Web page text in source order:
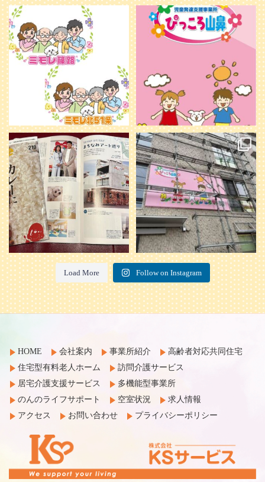
利用者様やご家族の皆さまに、親し
みや温かさが伝わるようなデザイン
を目指し、ミモレのイラストを新し
く作...
20 0
＼ 2026年6月1日 OPEN ／
...
25 0
本日発売のオトンvol.210号に掲載さ
れました！...
28 1
『ぴっころ山鼻』オープンに向けて
準備が着々と進んでいます。
皆さんお楽しみに〜
...
26 0
Load More Follow on Instagram
HOME 会社案内 事業所紹介
高齢者対応共同住宅
住宅型有料老人ホーム
訪問介護サービス
居宅介護支援サービス
多機能型事業所
のんのライフサポート
空室状況
求人情報
アクセス
お問い合わせ プライバシーポリシー